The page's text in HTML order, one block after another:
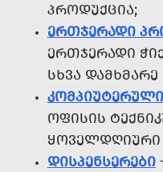
ᲞᲠᲝᲓᲣᲥᲪᲘᲐ;
ᲔᲠᲗᲯᲔᲠᲐᲓᲘ
ᲔᲠᲗᲯᲔᲠᲐᲓᲘ
ᲡᲮᲕᲐ
ᲝᲤᲘᲡᲘᲡ
ᲧᲝᲕᲔᲚᲓᲦᲘᲣᲠᲘ
ᲓᲘᲡᲞᲔᲜᲡᲔᲠᲔᲑᲘ